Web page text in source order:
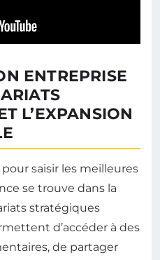
ENTREPRISE
L’EXPANSION
saisir les meilleures
se trouve dans la
stratégiques
d’accéder à des
de partager